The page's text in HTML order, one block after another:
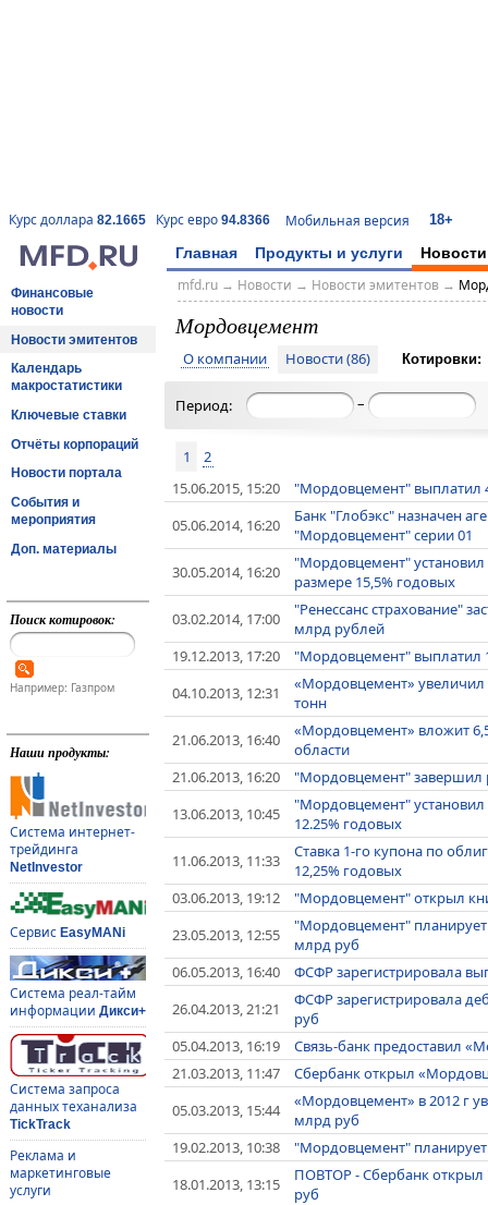
Курс доллара 82.1665 Курс евро 94.8366 Мобильная версия 18+
Главная Продукты и услуги Новости
Финансовые
новости
Новости эмитентов
Календарь
макростатистики
Ключевые ставки
Отчёты корпораций
Новости портала
События и
мероприятия
Доп. материалы
Поиск котировок:
Например: Газпром
Наши продукты:
Система интернет-
трейдинга
NetInvestor
Сервис EasyMANi
Система реал-тайм
информации Дикси+
Система запроса
данных теханализа
TickTrack
Реклама и
маркетинговые
услуги
mfd.ru→ Новости → Новости эмитентов→
Мордовцемент
О компании Новости (86) Котировки:
Период: –
1
2
15.06.2015, 15:20
"Мордовцемент" выплатил
05.06.2014, 16:20
Банк "Глобэкс" назначен
"Мордовцемент" серии 01
30.05.2014, 16:20
"Мордовцемент" установил
размере 15,5% годовых
03.02.2014, 17:00
"Ренессанс страхование"
млрд рублей
19.12.2013, 17:20
"Мордовцемент" выплатил
04.10.2013, 12:31
«Мордовцемент» увеличил
тонн
21.06.2013, 16:40
«Мордовцемент» вложит
области
21.06.2013, 16:20
"Мордовцемент" завершил
13.06.2013, 10:45
"Мордовцемент" установил
12.25% годовых
11.06.2013, 11:33
Ставка 1-го купона по
12,25% годовых
03.06.2013, 19:12
"Мордовцемент" открыл
23.05.2013, 12:55
"Мордовцемент"
млрд руб
06.05.2013, 16:40
ФСФР зарегистрировала
26.04.2013, 21:21
ФСФР зарегистрировала
руб
05.04.2013, 16:19
Связь-банк предоставил
21.03.2013, 11:47
Сбербанк открыл
05.03.2013, 15:44
«Мордовцемент» в 2012 г
млрд руб
19.02.2013, 10:38
"Мордовцемент"
18.01.2013, 13:15
ПОВТОР - Сбербанк
руб